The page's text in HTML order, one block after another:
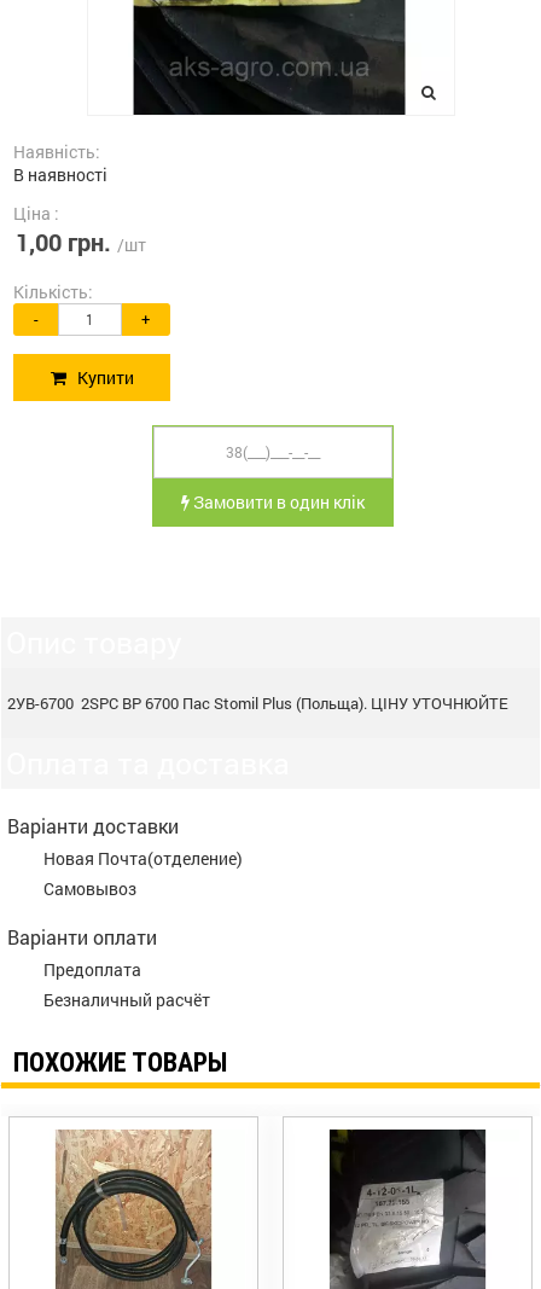
Наявність:
В наявності
Ціна :
1,00 грн. /шт
Кількість:
- +
Купити
Замовити в один клік
2УВ-6700 2SPC BP 6700 Пас Stomil Plus (Польща). ЦІНУ УТОЧНЮЙТЕ
Варіанти доставки
Новая Почта(отделение)
Самовывоз
Варіанти оплати
Предоплата
Безналичный расчёт
ПОХОЖИЕ ТОВАРЫ